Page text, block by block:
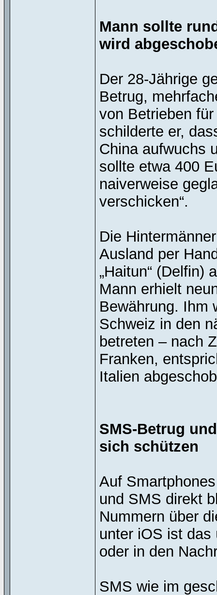
Mann sollte
wird
Der 28-Jährige
Betrug,
von Betrieben
schilderte er,
China aufwuchs
sollte etwa 400
naiverweise
verschicken“.
Die
Ausland per
„Haitun“ (Delfin)
Mann erhielt
Bewährung. Ihm
Schweiz in den
betreten – nach
Franken,
Italien
SMS-Betrug
sich schützen
Auf
und SMS direkt
Nummern über
unter iOS ist das
oder in den
SMS wie im